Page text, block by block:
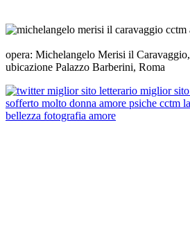
opera: Michelangelo Merisi il Caravaggio,
ubicazione Palazzo Barberini, Roma